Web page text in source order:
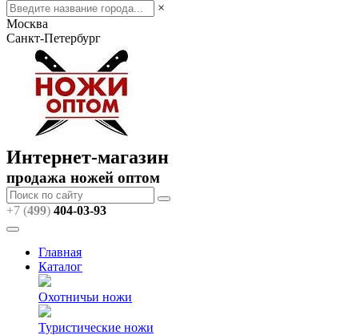
×
Москва
Санкт-Петербург
Интернет-магазин
продажа ножей оптом
+7 (499) 404-03-93
Главная
Каталог
Охотничьи ножи
Туристические ножи